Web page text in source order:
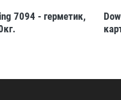
7094 - герметик,